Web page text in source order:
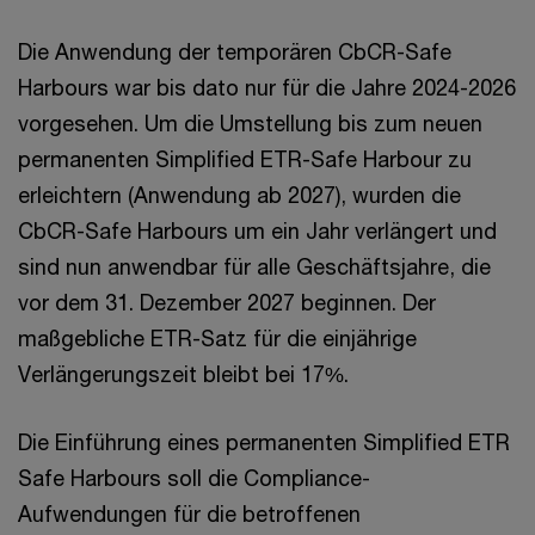
Die Anwendung der temporären CbCR-Safe
Harbours war bis dato nur für die Jahre 2024-2026
vorgesehen. Um die Umstellung bis zum neuen
permanenten Simplified ETR-Safe Harbour zu
erleichtern (Anwendung ab 2027), wurden die
CbCR-Safe Harbours um ein Jahr verlängert und
sind nun anwendbar für alle Geschäftsjahre, die
vor dem 31. Dezember 2027 beginnen. Der
maßgebliche ETR-Satz für die einjährige
Verlängerungszeit bleibt bei 17%.
Die Einführung eines permanenten Simplified ETR
Safe Harbours soll die Compliance-
Aufwendungen für die betroffenen